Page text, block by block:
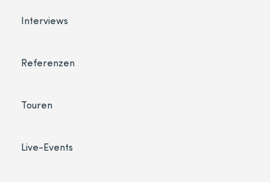
Interviews
Referenzen
Touren
Live-Events